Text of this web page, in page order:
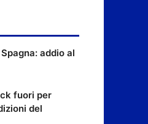
addio al
fuori per
del